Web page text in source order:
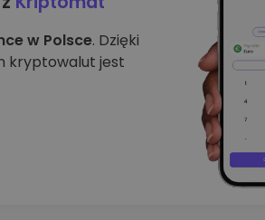
w Polsce. Dzięki
kryptowalut jest